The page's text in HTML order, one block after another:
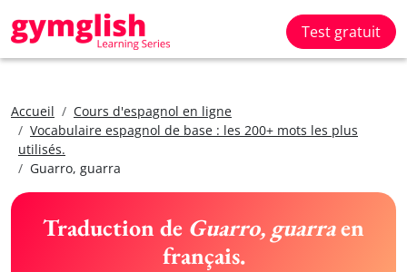
Test gratuit
Accueil
Cours d'espagnol en ligne
Vocabulaire espagnol de base : les 200+ mots les plus
utilisés.
Guarro, guarra
Traduction de Guarro, guarraen
français.